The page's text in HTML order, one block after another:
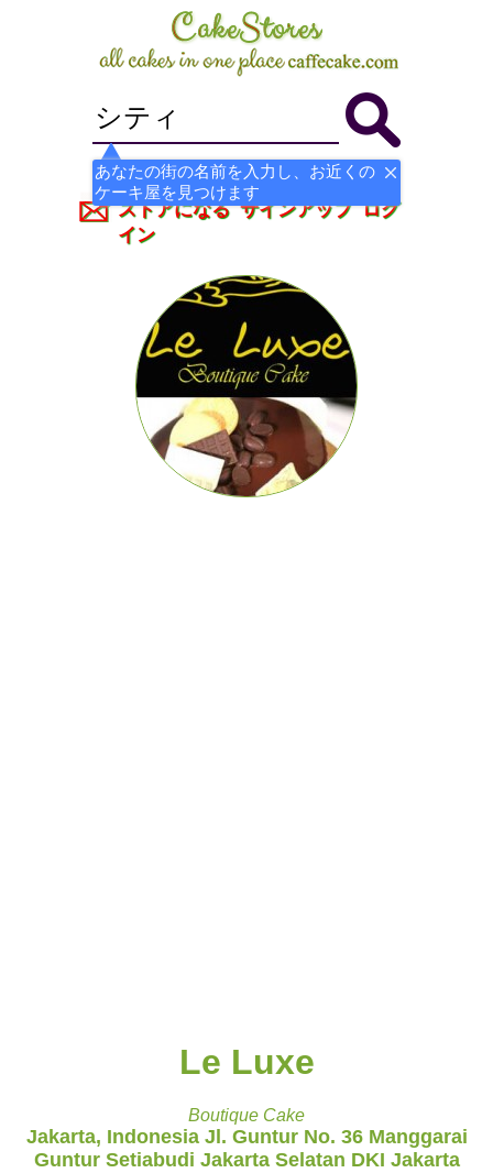
あなたの街の名前を入力し、お近くの
ケーキ屋を見つけます
ストアになる サインアップ ログ
イン
Le Luxe
Boutique Cake
Jakarta, Indonesia Jl. Guntur No. 36 Manggarai
Guntur Setiabudi Jakarta Selatan DKI Jakarta